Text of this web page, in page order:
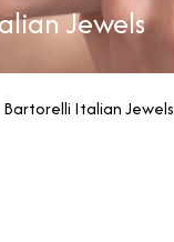
Jewels
Bartorelli Italian Jewels